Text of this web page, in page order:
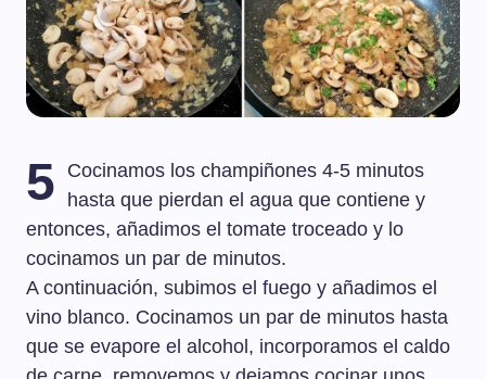
5
Cocinamos los champiñones 4-5 minutos
hasta que pierdan el agua que contiene y
entonces, añadimos el tomate troceado y lo
cocinamos un par de minutos.
A continuación, subimos el fuego y añadimos el
vino blanco. Cocinamos un par de minutos hasta
que se evapore el alcohol, incorporamos el caldo